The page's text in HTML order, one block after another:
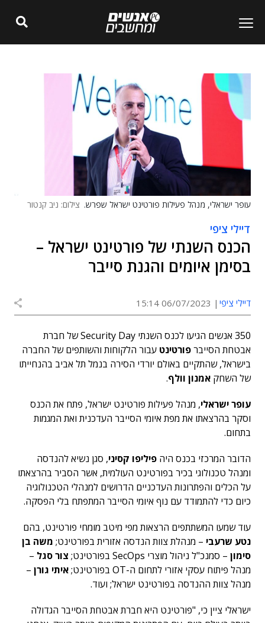
עופר ישראלי, מנהל פעילות פורטינט ישראל שפרש. צילום: ניב קנטור
דיילי ציפי
הכנס השנתי של פורטינט ישראל –
בסימן איומים והגנת סייבר
דיילי ציפי 06/07/2023 15:14
350 אנשים הגיעו לכנס השנתי Security Day של חברת
אבטחת הסייברפורטינט עבור הלקוחות והשותפים של החברה
בישראל, שהתקיים באולם יורדי הסירה בנמל תל אביב בהנחייתו
של השחק אמנון וולף.
עופר ישראלי, מנהל פעילות פורטינט ישראל, פתח את הכנס
וסקר בהרצאתו את מפת איומי הסייבר העדכנית ואת המגמות
בתחום.
הדובר המרכזי בכנס היה פיליפו קסיני, סגן נשיא להנדסה
ומנהל טכנולוגי בכיר בפורטינט העולמית, אשר הסביר בהרצאתו
על הכלים והפתרונות העדכניים הדרושים למנהלי הטכנולוגיה
כיום כדי להתמודד עם נוף איומי הסייבר המתפתח בלי הפסקה.
עוד שמעו המשתתפים הרצאות מפי מיטב מומחי פורטינט, בהם
נטע שרעבי – מנהלת צוות הנדסה אזורית בפורטינט; משה בן
סימון – סמנכ"ל ניהול מוצרי SecOps בפורטינט; צור סגל –
מנהל פיתוח עסקי אזורי לתחום ה-OT בפורטינט;
איתי גורן –
מנהל צוות ההנדסה בפורטינט ישראל; ועוד.
ישראלי ציין כי, "פורטינט היא חברת אבטחת הסייבר הגדולה